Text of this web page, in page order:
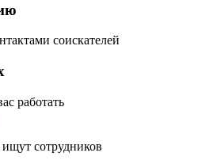
соискателей
работать
ищут сотрудников